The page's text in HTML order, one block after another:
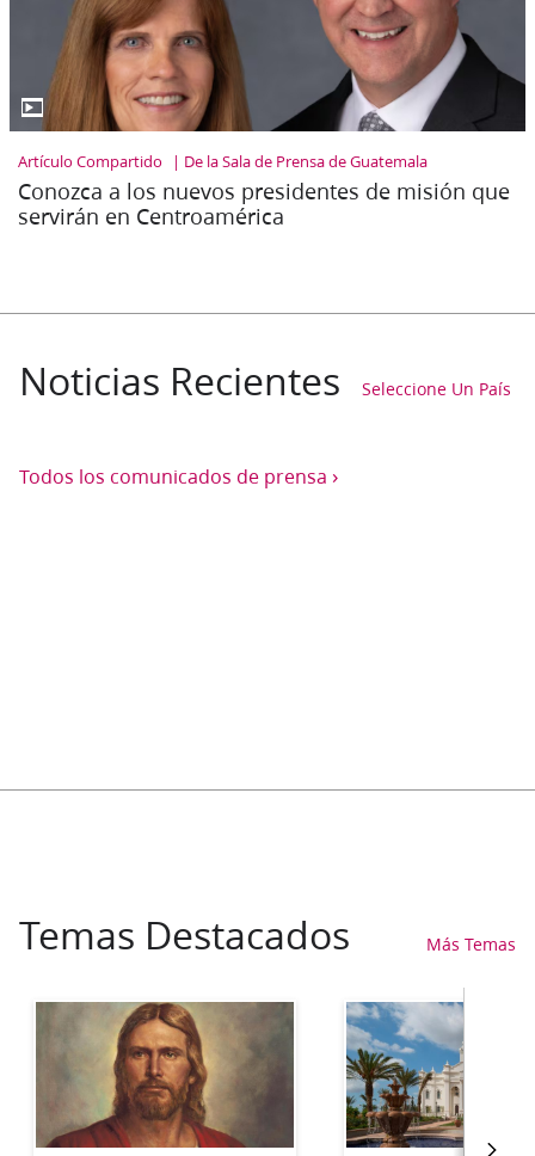
Artículo Compartido De la Sala de Prensa de Guatemala
Conozca a los nuevos presidentes de misión que
servirán en Centroamérica
Noticias Recientes Seleccione Un País
Todos los comunicados de prensa ›
Temas Destacados Más Temas